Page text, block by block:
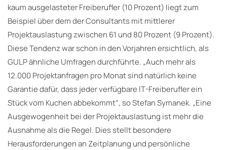
kaum ausgelasteter Freiberufler (10 Prozent) liegt zum
Beispiel über dem der Consultants mit mittlerer
Projektauslastung zwischen 61 und 80 Prozent (9 Prozent).
Diese Tendenz war schon in den Vorjahren ersichtlich, als
GULP ähnliche Umfragen durchführte. „Auch mehr als
12.000 Projektanfragen pro Monat sind natürlich keine
Garantie dafür, dass jeder verfügbare IT-Freiberufler ein
Stück vom Kuchen abbekommt“, so Stefan Symanek. „Eine
Ausgewogenheit bei der Projektauslastung ist mehr die
Ausnahme als die Regel. Dies stellt besondere
Herausforderungen an Zeitplanung und persönliche